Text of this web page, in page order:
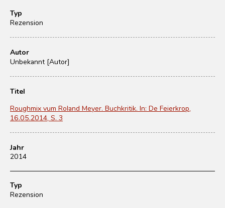
Typ
Rezension
Autor
Unbekannt [Autor]
Titel
Roughmix vum Roland Meyer. Buchkritik. In: De Feierkrop,
16.05.2014, S. 3
Jahr
2014
Typ
Rezension